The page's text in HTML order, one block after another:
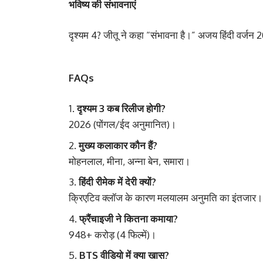
भविष्य की संभावनाएं
दृश्यम 4? जीतू ने कहा “संभावना है।” अजय हिंदी वर्जन
FAQs
दृश्यम 3 कब रिलीज होगी?
2026 (पोंगल/ईद अनुमानित)।
मुख्य कलाकार कौन हैं?
मोहनलाल, मीना, अन्ना बेन, समारा।
हिंदी रीमेक में देरी क्यों?
क्रिएटिव क्लॉज के कारण मलयालम अनुमति का इंतजार।
फ्रैंचाइजी ने कितना कमाया?
948+ करोड़ (4 फिल्में)।
BTS वीडियो में क्या खास?